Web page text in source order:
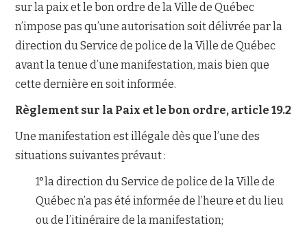
sur la paix et le bon ordre de la Ville de Québec
n’impose pas qu’une autorisation soit délivrée par la
direction du Service de police de la Ville de Québec
avant la tenue d’une manifestation, mais bien que
cette dernière en soit informée.
Règlement sur la Paix et le bon ordre, article 19.2
Une manifestation est illégale dès que l’une des
situations suivantes prévaut :
1°la direction du Service de police de la Ville de
Québec n’a pas été informée de l’heure et du lieu
ou de l’itinéraire de la manifestation;